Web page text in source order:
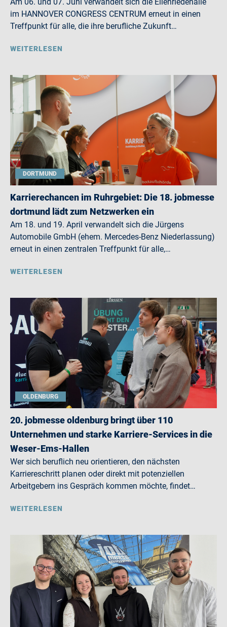
im HANNOVER CONGRESS CENTRUM erneut in einen
Treffpunkt für alle, die ihre berufliche Zukunft…
WEITERLESEN
DORTMUND
Karrierechancen im Ruhrgebiet: Die 18. jobmesse
dortmund lädt zum Netzwerken ein
Am 18. und 19. April verwandelt sich die Jürgens
Automobile GmbH (ehem. Mercedes-Benz Niederlassung)
erneut in einen zentralen Treffpunkt für alle,…
WEITERLESEN
OLDENBURG
20. jobmesse oldenburg bringt über 110
Unternehmen und starke Karriere-Services in die
Weser-Ems-Hallen
Wer sich beruflich neu orientieren, den nächsten
Karriereschritt planen oder direkt mit potenziellen
Arbeitgebern ins Gespräch kommen möchte, findet…
WEITERLESEN